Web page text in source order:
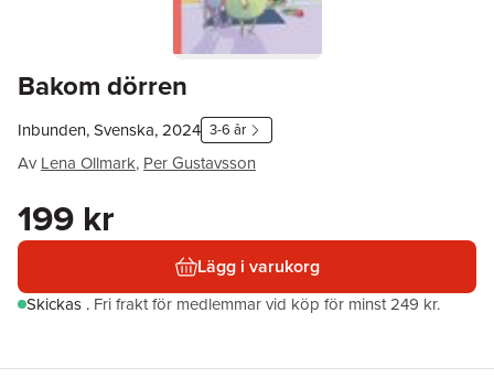
Bakom dörren
Inbunden, Svenska, 2024 3-6 år
Av Lena Ollmark, Per Gustavsson
199 kr
Lägg i varukorg
Skickas . Fri frakt för medlemmar vid köp för minst 249 kr.